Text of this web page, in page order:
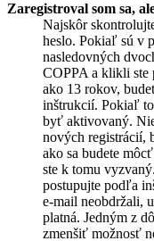
Zaregistroval som sa,
Najskôr
heslo. Pokiaľ sú v
nasledovných
COPPA a klikli ste
ako 13 rokov,
inštrukcií. Pokiaľ
byť aktivovaný.
nových registrácií,
ako sa budete
ste k tomu
postupujte podľa
e-mail neobdržali,
platná. Jedným z
zmenšiť možnosť